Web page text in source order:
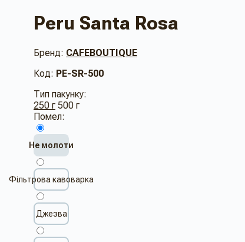
Peru Santa Rosa
Бренд: CAFEBOUTIQUE
Код: PE-SR-500
Тип пакунку:
250 г 500 г
Помел:
Не молоти
Фільтрова кавоварка
Джезва